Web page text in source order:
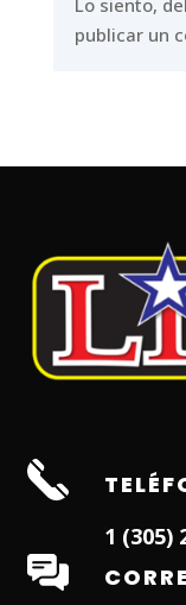
Lo siento,
publicar un
1 (305)